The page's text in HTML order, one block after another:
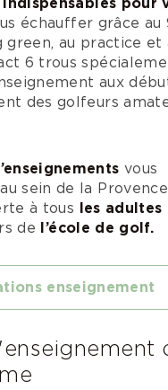
pour
échauffer grâce au
au practice et
6 trous
aux
des golfeurs
vous
sein de la
à tous
les adultes
de
l’école de golf.
enseignement